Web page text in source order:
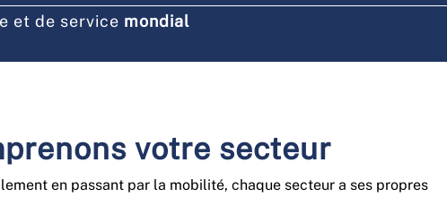
et de service mondial
votre secteur
en passant par la mobilité, chaque secteur a ses propres